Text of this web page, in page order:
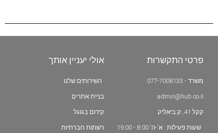
פרטי התקשרות
משרד - 077-7008133
admin@hub.co.il
קקל 41, ק.ביאליק
שעות פעילות : א'-ה' 8:00 - 19:00
אולי יעניין אותך
השירותים שלנו
בניית אתרים
קידום בגוגל
רשתות חברתיות